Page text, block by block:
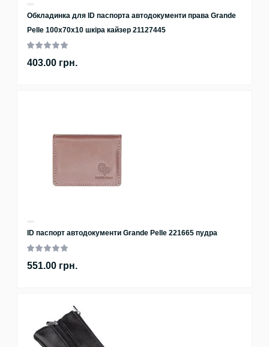
Обкладинка для ID паспорта автодокументи права Grande
Pelle 100х70х10 шкіра кайзер 21127445
403.00 грн.
ID паспорт автодокументи Grande Pelle 221665 пудра
551.00 грн.